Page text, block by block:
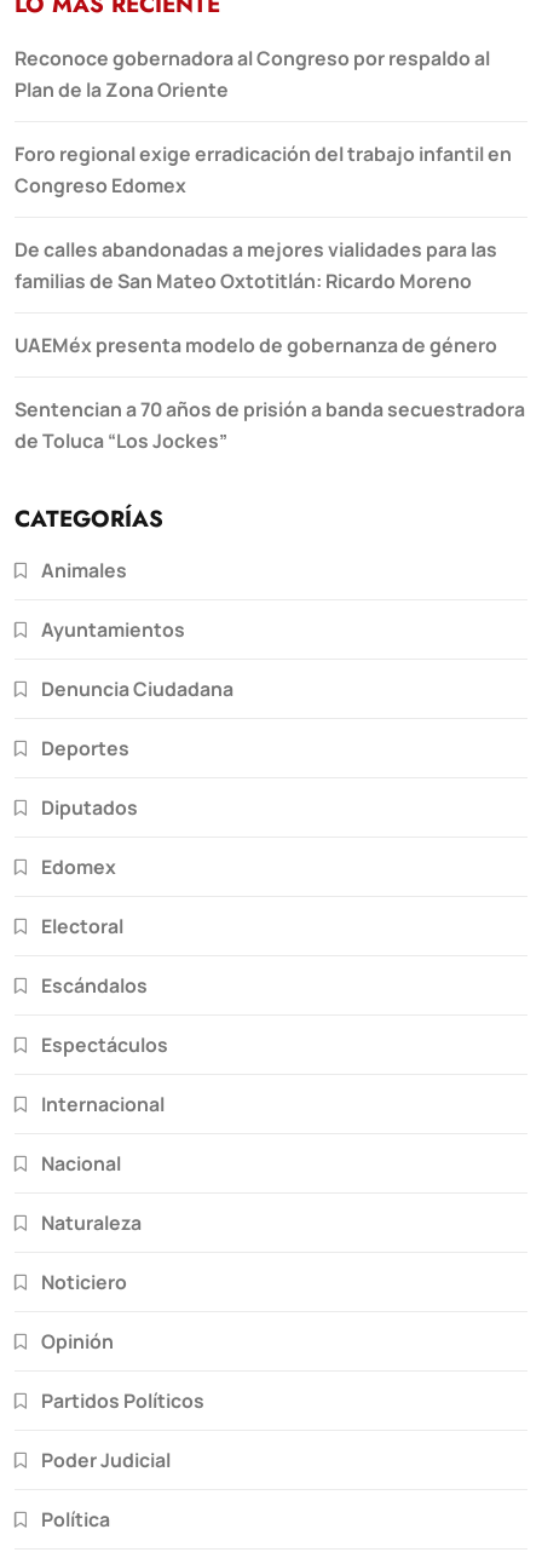
Reconoce gobernadora al Congreso por respaldo al
Plan de la Zona Oriente
Foro regional exige erradicación del trabajo infantil en
Congreso Edomex
De calles abandonadas a mejores vialidades para las
familias de San Mateo Oxtotitlán: Ricardo Moreno
UAEMéx presenta modelo de gobernanza de género
Sentencian a 70 años de prisión a banda secuestradora
de Toluca “Los Jockes”
CATEGORÍAS
Animales
Ayuntamientos
Denuncia Ciudadana
Deportes
Diputados
Edomex
Electoral
Escándalos
Espectáculos
Internacional
Nacional
Naturaleza
Noticiero
Opinión
Partidos Políticos
Poder Judicial
Política